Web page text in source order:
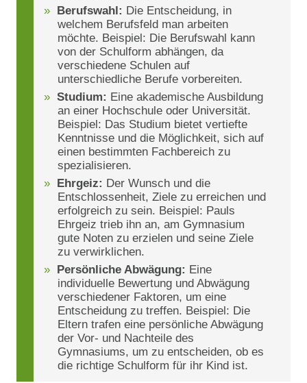
Berufswahl: Die Entscheidung, in
welchem Berufsfeld man arbeiten
möchte. Beispiel: Die Berufswahl kann
von der Schulform abhängen, da
verschiedene Schulen auf
unterschiedliche Berufe vorbereiten.
Studium: Eine akademische Ausbildung
an einer Hochschule oder Universität.
Beispiel: Das Studium bietet vertiefte
Kenntnisse und die Möglichkeit, sich auf
einen bestimmten Fachbereich zu
spezialisieren.
Ehrgeiz: Der Wunsch und die
Entschlossenheit, Ziele zu erreichen und
erfolgreich zu sein. Beispiel: Pauls
Ehrgeiz trieb ihn an, am Gymnasium
gute Noten zu erzielen und seine Ziele
zu verwirklichen.
Persönliche Abwägung: Eine
individuelle Bewertung und Abwägung
verschiedener Faktoren, um eine
Entscheidung zu treffen. Beispiel: Die
Eltern trafen eine persönliche Abwägung
der Vor- und Nachteile des
Gymnasiums, um zu entscheiden, ob es
die richtige Schulform für ihr Kind ist.